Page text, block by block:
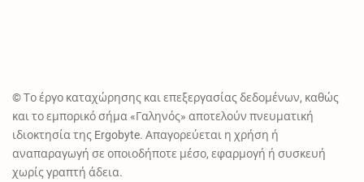
© Το έργο καταχώρησης και επεξεργασίας δεδομένων, καθώς
και το εμπορικό σήμα «Γαληνός» αποτελούν πνευματική
ιδιοκτησία της Ergobyte. Απαγορεύεται η χρήση ή
αναπαραγωγή σε οποιοδήποτε μέσο, εφαρμογή ή συσκευή
χωρίς γραπτή άδεια.